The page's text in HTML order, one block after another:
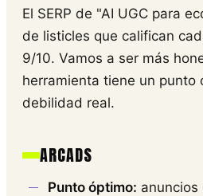
El SERP de "AI UGC para
de listicles que califican
9/10. Vamos a ser más
herramienta tiene un punto
debilidad real.
ARCADS
Punto óptimo: